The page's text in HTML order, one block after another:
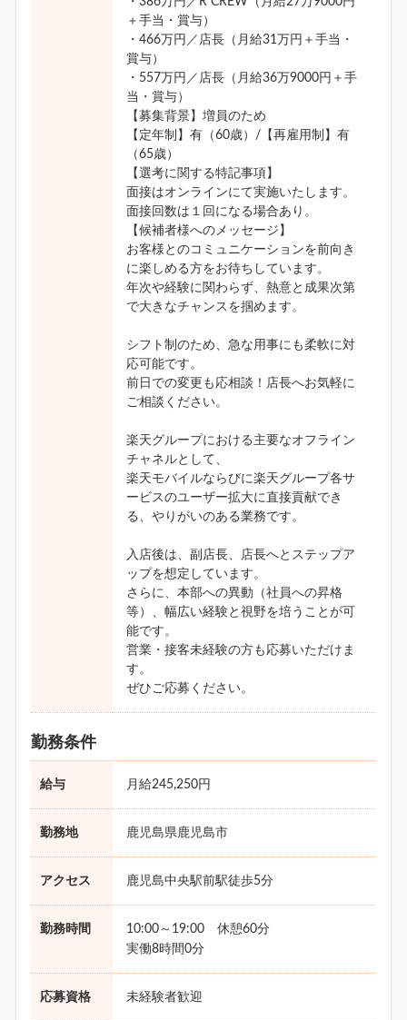
＋手当・賞与）
・466万円／店長（月給31万円＋手当・
賞与）
・557万円／店長（月給36万9000円＋手
当・賞与）
【募集背景】増員のため
【定年制】有（60歳）/【再雇用制】有
（65歳）
【選考に関する特記事項】
面接はオンラインにて実施いたします。
面接回数は１回になる場合あり。
【候補者様へのメッセージ】
お客様とのコミュニケーションを前向き
に楽しめる方をお待ちしています。
年次や経験に関わらず、熱意と成果次第
で大きなチャンスを掴めます。
シフト制のため、急な用事にも柔軟に対
応可能です。
前日での変更も応相談！店長へお気軽に
ご相談ください。
楽天グループにおける主要なオフライン
チャネルとして、
楽天モバイルならびに楽天グループ各サ
ービスのユーザー拡大に直接貢献でき
る、やりがいのある業務です。
入店後は、副店長、店長へとステップア
ップを想定しています。
さらに、本部への異動（社員への昇格
等）、幅広い経験と視野を培うことが可
能です。
営業・接客未経験の方も応募いただけま
す。
ぜひご応募ください。
勤務条件
給与 月給245,250円
勤務地 鹿児島県鹿児島市
アクセス 鹿児島中央駅前駅徒歩5分
勤務時間
10:00～19:00 休憩60分
実働8時間0分
応募資格 未経験者歓迎